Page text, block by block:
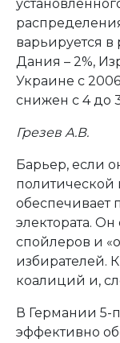
варьируется
Дания – 2%,
Украине с
снижен с 4 до
Грезев А.В.
Барьер, если
политической
обеспечивает
электората.
спойлеров и
избирателей.
коалиций и,
В Германии 5-
эффективно